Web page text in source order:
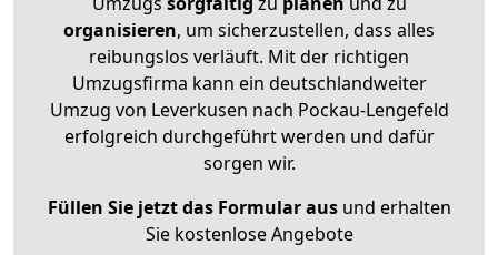
organisieren, um sicherzustellen, dass alles
reibungslos verläuft. Mit der richtigen
Umzugsfirma kann ein deutschlandweiter
Umzug von Leverkusen nach Pockau-Lengefeld
erfolgreich durchgeführt werden und dafür
sorgen wir.
Füllen Sie jetzt das Formular ausund erhalten
Sie kostenlose Angebote